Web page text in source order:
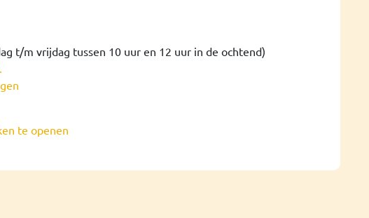
t/m vrijdag tussen 10 uur en 12 uur in de ochtend)
te openen